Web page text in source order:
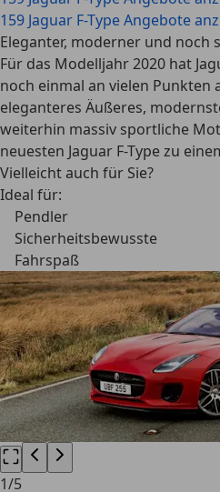
159 Jaguar F-Type Angebote
Eleganter, moderner und noch
Für das Modelljahr 2020 hat
noch einmal an vielen Punkten
eleganteres Äußeres,
weiterhin massiv sportliche
neuesten Jaguar F-Type zu
Vielleicht auch für Sie?
Ideal für:
Pendler
Sicherheitsbewusste
Fahrspaß
1/5